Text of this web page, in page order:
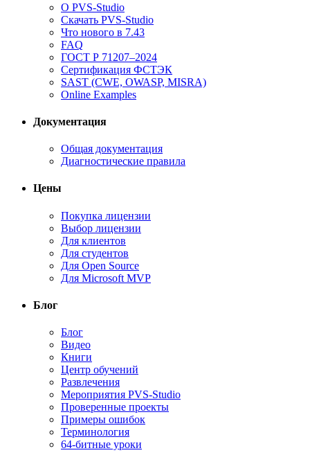
О PVS-Studio
Скачать PVS-Studio
Что нового в 7.43
FAQ
ГОСТ Р 71207–2024
Сертификация ФСТЭК
SAST (CWE, OWASP, MISRA)
Online Examples
Документация
Общая документация
Диагностические правила
Цены
Покупка лицензии
Выбор лицензии
Для клиентов
Для студентов
Для Open Source
Для Microsoft MVP
Блог
Блог
Видео
Книги
Центр обучений
Развлечения
Мероприятия PVS-Studio
Проверенные проекты
Примеры ошибок
Терминология
64-битные уроки